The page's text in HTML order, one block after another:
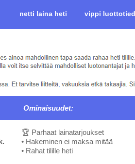
netti laina heti vippi
Ominaisuudet:
🏆 Parhaat lainatarjoukset
• Hakeminen ei maksa mitää
• Rahat tilille heti